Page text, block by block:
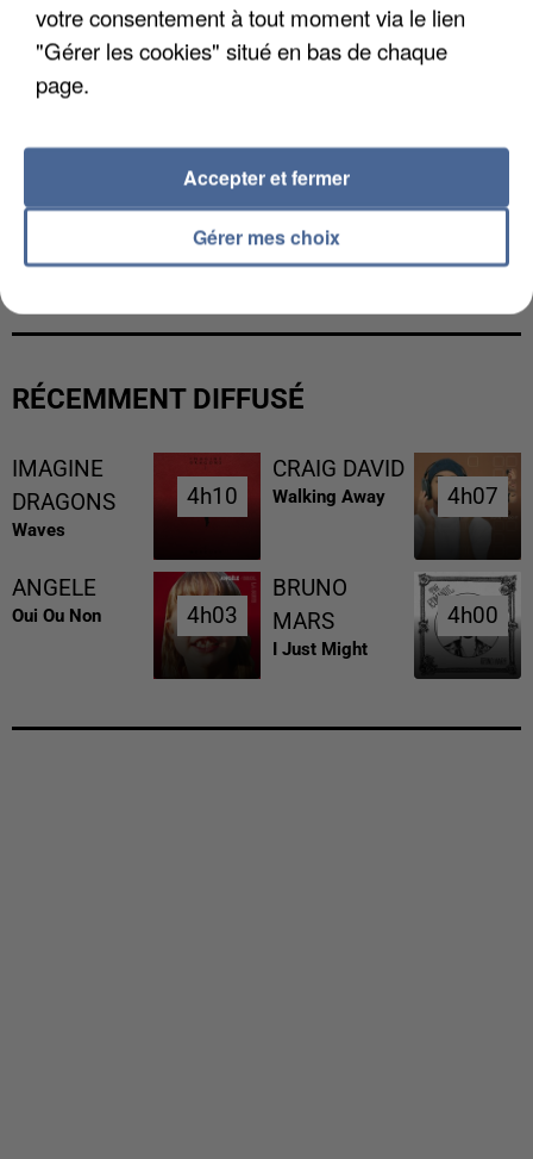
L’UN DES FONDATEURS SUPPOSÉS DE LA DZ
MAFIA INTERPELLÉ EN ALGÉRIE
RÉCEMMENT DIFFUSÉ
IMAGINE
DRAGONS
Waves
4h10
4h10
CRAIG DAVID
Walking Away 4h07
4h07
ANGELE
Oui Ou Non 4h03
4h03
BRUNO
MARS
I Just Might
4h00
4h00
votre consentement à tout moment via le lien
"Gérer les cookies" situé en bas de chaque
page.
Gérer mes choix
Accepter et fermer